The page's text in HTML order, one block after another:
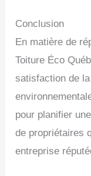
Conclusion
En matière de
Toiture Éco
satisfaction de
pour planifier
de propriétaires
entreprise